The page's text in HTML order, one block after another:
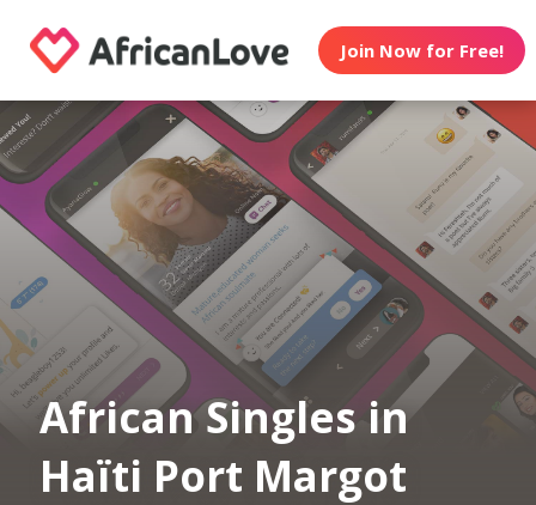
Join Now for Free!
African Singles in
Haïti Port Margot